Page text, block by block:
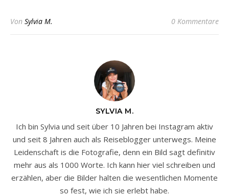
Von Sylvia M. 0 Kommentare
SYLVIA M.
Ich bin Sylvia und seit über 10 Jahren bei Instagram aktiv
und seit 8 Jahren auch als Reiseblogger unterwegs. Meine
Leidenschaft is die Fotografie, denn ein Bild sagt definitiv
mehr aus als 1000 Worte. Ich kann hier viel schreiben und
erzählen, aber die Bilder halten die wesentlichen Momente
so fest, wie ich sie erlebt habe.